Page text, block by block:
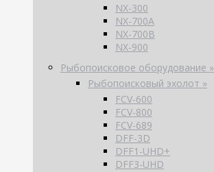
NX-300
NX-700A
NX-700B
NX-900
Рыбопоисковое оборудование »
Рыбопоисковый эхолот »
FCV-600
FCV-800
FCV-689
DFF-3D
DFF1-UHD+
DFF3-UHD